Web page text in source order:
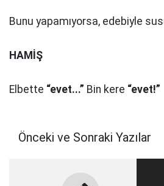
Bunu yapamıyorsa, edebiyle
HAMİŞ
Elbette “evet...” Bin kere “evet!”
Önceki ve Sonraki Yazılar